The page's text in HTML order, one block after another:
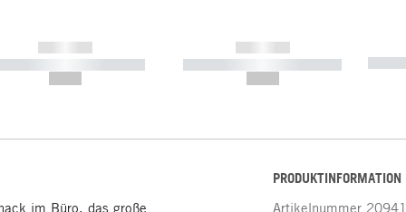
------------
----------- -----------
------------
----------- ----------- -----------
im Büro, das große
PRODUKTINFORMATION
Artikelnummer